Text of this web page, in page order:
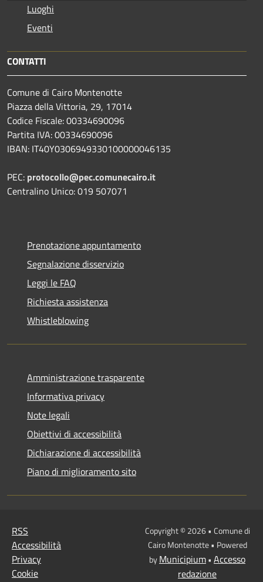
Luoghi
Eventi
CONTATTI
Comune di Cairo Montenotte
Piazza della Vittoria, 29, 17014
Codice Fiscale: 00334690096
Partita IVA: 00334690096
IBAN: IT40Y0306949330100000046135
PEC: protocollo@pec.comunecairo.it
Centralino Unico: 019 507071
Prenotazione appuntamento
Segnalazione disservizio
Leggi le FAQ
Richiesta assistenza
Whistleblowing
Amministrazione trasparente
Informativa privacy
Note legali
Obiettivi di accessibilità
Dichiarazione di accessibilità
Piano di miglioramento sito
RSS
Accessibilità
Privacy
Cookie
Copyright © 2026 • Comune di
Cairo Montenotte • Powered
byMunicipium• Accesso
redazione